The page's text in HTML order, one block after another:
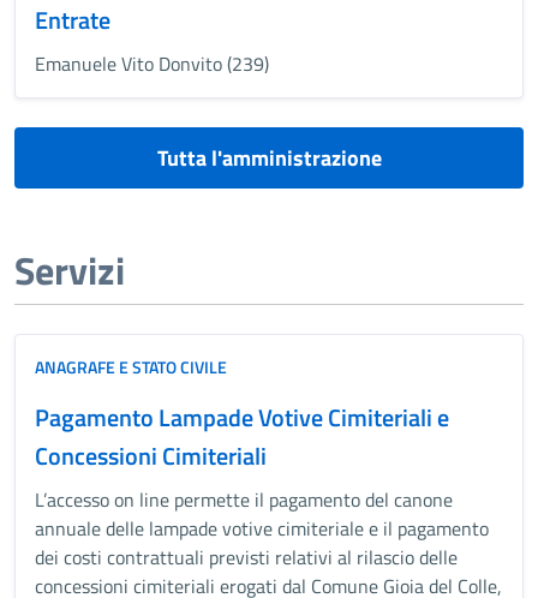
Entrate
Emanuele Vito Donvito (239)
Tutta l'amministrazione
Servizi
ANAGRAFE E STATO CIVILE
Pagamento Lampade Votive Cimiteriali e
Concessioni Cimiteriali
L’accesso on line permette il pagamento del canone
annuale delle lampade votive cimiteriale e il pagamento
dei costi contrattuali previsti relativi al rilascio delle
concessioni cimiteriali erogati dal Comune Gioia del Colle,